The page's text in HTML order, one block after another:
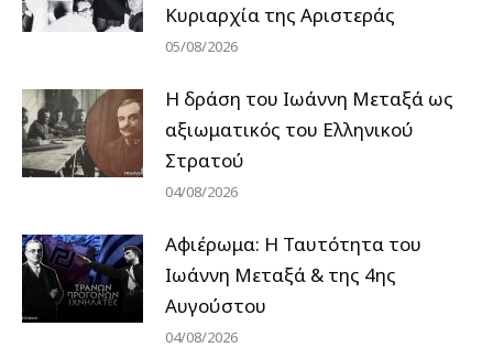
Κυριαρχία της Αριστεράς
05/08/2026
H δράση του Ιωάννη Μεταξά ως
αξιωματικός του Ελληνικού
Στρατού
04/08/2026
Αφιέρωμα: Η Ταυτότητα του
Ιωάννη Μεταξά & της 4ης
Αυγούστου
04/08/2026